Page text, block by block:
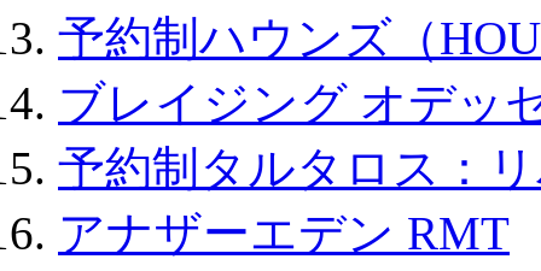
予約制ハウンズ（
ブレイジング オデッ
予約制タルタロス：
アナザーエデン RMT